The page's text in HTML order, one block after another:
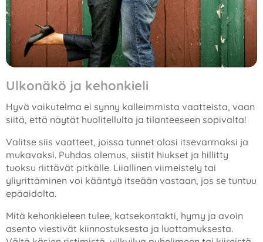
Ulkonäkö ja kehonkieli
Hyvä vaikutelma ei synny kalleimmista vaatteista, vaan
siitä, että näytät huolitellulta ja tilanteeseen sopivalta!
Valitse siis vaatteet, joissa tunnet olosi itsevarmaksi ja
mukavaksi. Puhdas olemus, siistit hiukset ja hillitty
tuoksu riittävät pitkälle. Liiallinen viimeistely tai
yliyrittäminen voi kääntyä itseään vastaan, jos se tuntuu
epäaidolta.
Mitä kehonkieleen tulee, katsekontakti, hymy ja avoin
asento viestivät kiinnostuksesta ja luottamuksesta.